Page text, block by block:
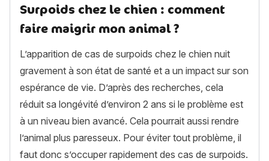
Surpoids chez le chien : comment
faire maigrir mon animal ?
L’apparition de cas de surpoids chez le chien nuit
gravement à son état de santé et a un impact sur son
espérance de vie. D’après des recherches, cela
réduit sa longévité d’environ 2 ans si le problème est
à un niveau bien avancé. Cela pourrait aussi rendre
l’animal plus paresseux. Pour éviter tout problème, il
faut donc s’occuper rapidement des cas de surpoids.